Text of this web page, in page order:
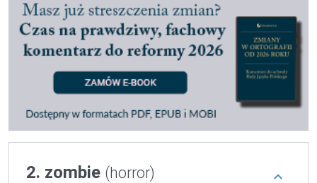
2. zombie (horror)